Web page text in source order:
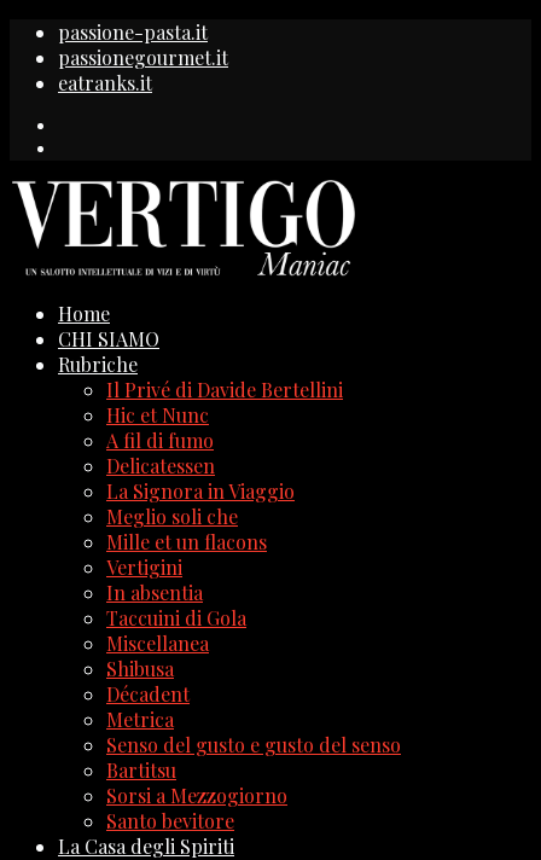
passione-pasta.it
passionegourmet.it
eatranks.it
Home
CHI SIAMO
Rubriche
Il Privé di Davide Bertellini
Hic et Nunc
A fil di fumo
Delicatessen
La Signora in Viaggio
Meglio soli che
Mille et un flacons
Vertigini
In absentia
Taccuini di Gola
Miscellanea
Shibusa
Décadent
Metrica
Senso del gusto e gusto del senso
Bartitsu
Sorsi a Mezzogiorno
Santo bevitore
La Casa degli Spiriti